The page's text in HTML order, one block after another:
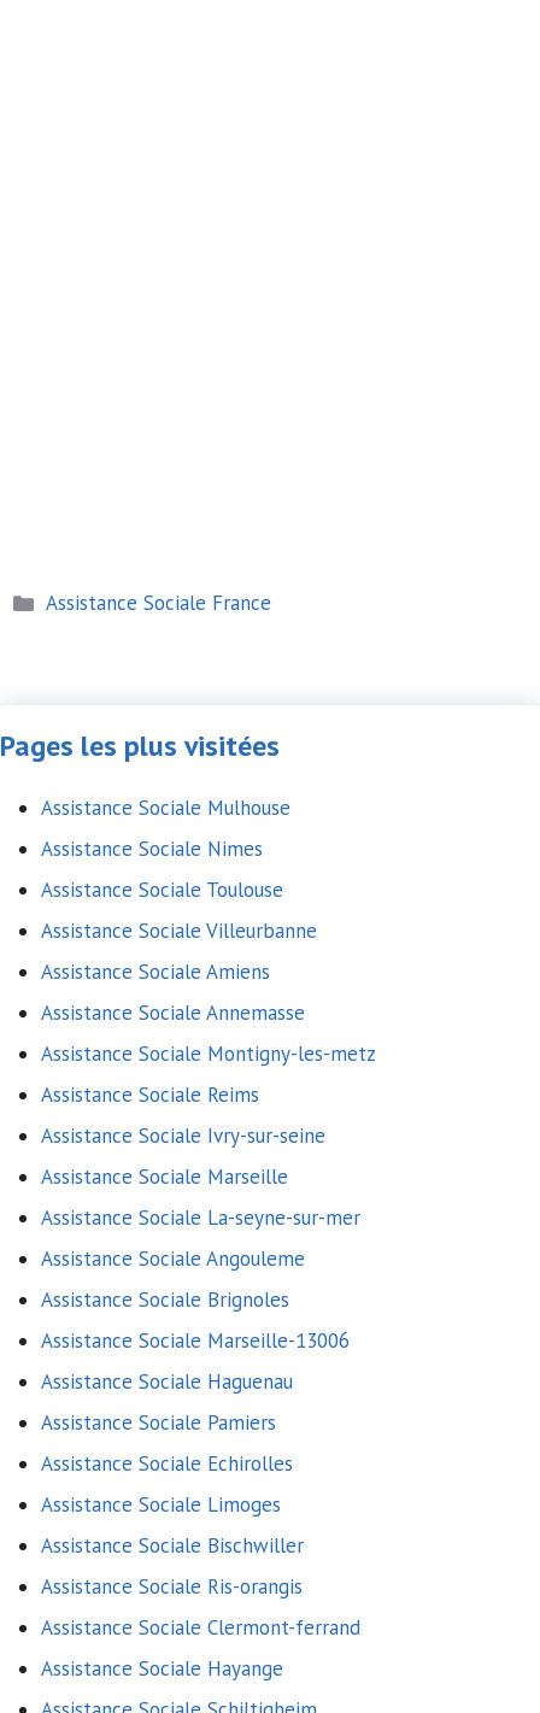
Catégories
Assistance Sociale France
Pages les plus visitées
Assistance Sociale Mulhouse
Assistance Sociale Nimes
Assistance Sociale Toulouse
Assistance Sociale Villeurbanne
Assistance Sociale Amiens
Assistance Sociale Annemasse
Assistance Sociale Montigny-les-metz
Assistance Sociale Reims
Assistance Sociale Ivry-sur-seine
Assistance Sociale Marseille
Assistance Sociale La-seyne-sur-mer
Assistance Sociale Angouleme
Assistance Sociale Brignoles
Assistance Sociale Marseille-13006
Assistance Sociale Haguenau
Assistance Sociale Pamiers
Assistance Sociale Echirolles
Assistance Sociale Limoges
Assistance Sociale Bischwiller
Assistance Sociale Ris-orangis
Assistance Sociale Clermont-ferrand
Assistance Sociale Hayange